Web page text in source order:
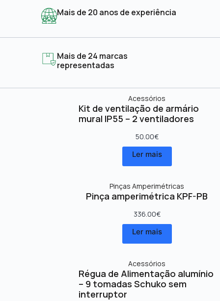
Mais de 20 anos de experiência
Mais de 24 marcas
representadas
Acessórios
Kit de ventilação de armário
mural IP55 – 2 ventiladores
50.00€
Ler mais
Pinças Amperimétricas
Pinça amperimétrica KPF-PB
336.00€
Ler mais
Acessórios
Régua de Alimentação alumínio
– 9 tomadas Schuko sem
interruptor